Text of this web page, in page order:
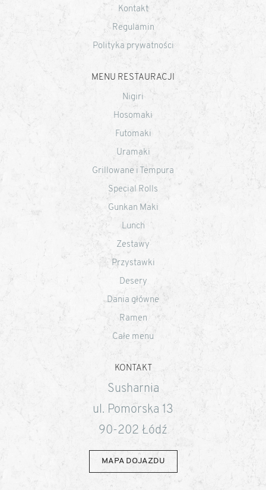
Kontakt
Regulamin
Polityka prywatności
MENU RESTAURACJI
Nigiri
Hosomaki
Futomaki
Uramaki
Grillowane i Tempura
Special Rolls
Gunkan Maki
Lunch
Zestawy
Przystawki
Desery
Dania główne
Ramen
Całe menu
KONTAKT
Susharnia
ul. Pomorska 13
90-202 Łódź
MAPA DOJAZDU